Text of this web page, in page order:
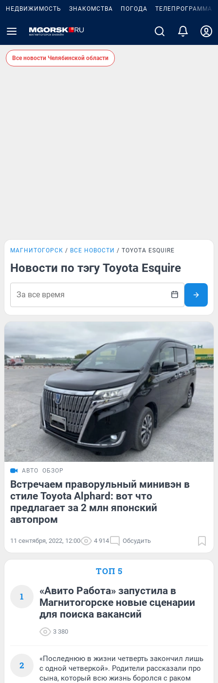
НЕДВИЖИМОСТЬ ЗНАКОМСТВА ПОГОДА ТЕЛЕПРОГРАММА
Все новости Челябинской области
МАГНИТОГОРСК ВСЕ НОВОСТИ TOYOTA ESQUIRE
Новости по тэгу Toyota Esquire
АВТО ОБЗОР
Встречаем праворульный минивэн в
стиле Toyota Alphard: вот что
предлагает за 2 млн японский
автопром
11 сентября, 2022, 12:00 4 914 Обсудить
ТОП 5
1
«Авито Работа» запустила в
Магнитогорске новые сценарии
для поиска вакансий
3 380
2
«Последнюю в жизни четверть закончил лишь
с одной четверкой». Родители рассказали про
сына, который всю жизнь боролся с раком